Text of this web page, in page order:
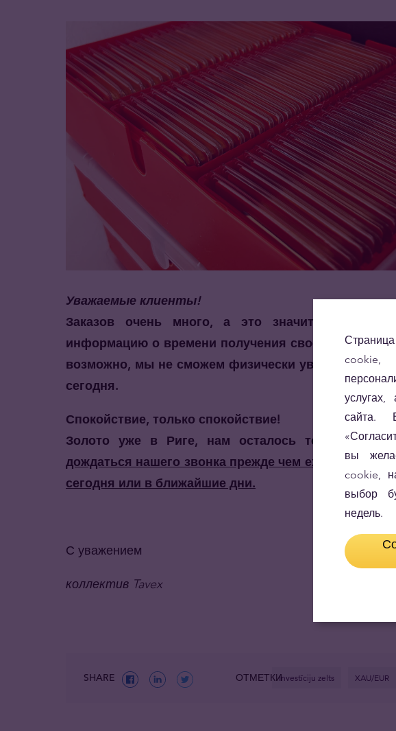
Уважаемые клиенты!
Заказов очень много, а это значит, что
информацию о времени получения своего заказа.
возможно, мы не сможем физически уведомить
сегодня.
Спокойствие, только спокойствие!
Золото уже в Риге, нам осталось только
дождаться нашего звонка прежде чем ехать за
сегодня или в ближайшие дни.
С уважением
коллектив Tavex
SHARE ОТМЕТКИInvestīciju zelts XAU/EUR
Страница
сайта.
вы
cookie,
выбор
недель.